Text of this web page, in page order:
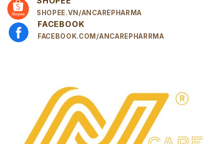
SHOPEE.VN/ANCAREPHARMA
FACEBOOK
FACEBOOK.COM/ANCAREPHARRMA